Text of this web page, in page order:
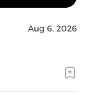
Aug 6, 2026